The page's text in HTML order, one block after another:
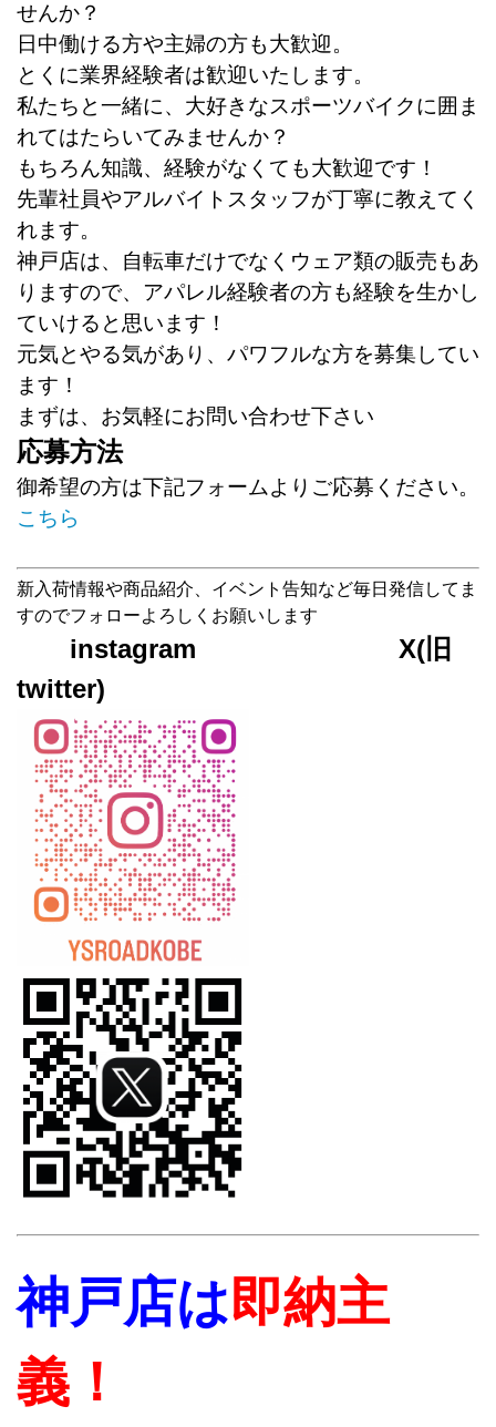
せんか？
日中働ける方や主婦の方も大歓迎。
とくに業界経験者は歓迎いたします。
私たちと一緒に、大好きなスポーツバイクに囲ま
れてはたらいてみませんか？
もちろん知識、経験がなくても大歓迎です！
先輩社員やアルバイトスタッフが丁寧に教えてく
れます。
神戸店は、自転車だけでなくウェア類の販売もあ
りますので、アパレル経験者の方も経験を生かし
ていけると思います！
元気とやる気があり、パワフルな方を募集してい
ます！
まずは、お気軽にお問い合わせ下さい
応募方法
御希望の方は下記フォームよりご応募ください。
こちら
新入荷情報や商品紹介、イベント告知など毎日発信してま
すのでフォローよろしくお願いします
instagram X(旧
twitter)
神戸店は即納主
義！